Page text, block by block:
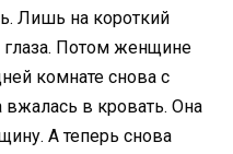
Лишь на короткий
глаза. Потом женщине
комнате снова с
в кровать. Она
А теперь снова